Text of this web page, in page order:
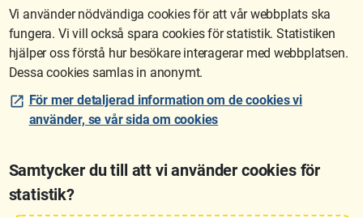
Sidan uppdaterades senast: 2026-06-10 12:58
Vi använder nödvändiga cookies för att vår webbplats ska
fungera. Vi vill också spara cookies för statistik. Statistiken
hjälper oss förstå hur besökare interagerar med webbplatsen.
Dessa cookies samlas in anonymt.
För mer detaljerad information om de cookies vi
använder, se vår sida om cookies
Samtycker du till att vi använder cookies för
statistik?
Lantmäteriet är den myndighet som kartlägger Sverige. Till våra